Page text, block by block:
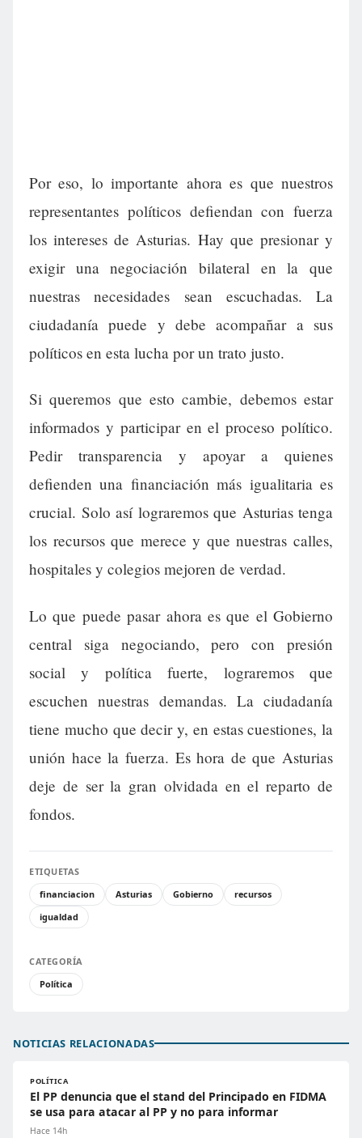
Por eso, lo importante ahora es que nuestros
representantes políticos defiendan con fuerza
los intereses de Asturias. Hay que presionar y
exigir una negociación bilateral en la que
nuestras necesidades sean escuchadas. La
ciudadanía puede y debe acompañar a sus
políticos en esta lucha por un trato justo.
Si queremos que esto cambie, debemos estar
informados y participar en el proceso político.
Pedir transparencia y apoyar a quienes
defienden una financiación más igualitaria es
crucial. Solo así lograremos que Asturias tenga
los recursos que merece y que nuestras calles,
hospitales y colegios mejoren de verdad.
Lo que puede pasar ahora es que el Gobierno
central siga negociando, pero con presión
social y política fuerte, lograremos que
escuchen nuestras demandas. La ciudadanía
tiene mucho que decir y, en estas cuestiones, la
unión hace la fuerza. Es hora de que Asturias
deje de ser la gran olvidada en el reparto de
fondos.
ETIQUETAS
financiacion
Asturias Gobierno
recursos
igualdad
CATEGORÍA
Política
NOTICIAS RELACIONADAS
POLÍTICA
El PP denuncia que el stand del Principado en FIDMA
se usa para atacar al PP y no para informar
Hace 14h